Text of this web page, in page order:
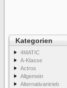
Kategorien
4MATIC
A-Klasse
Actros
Allgemein
Alternativantrieb